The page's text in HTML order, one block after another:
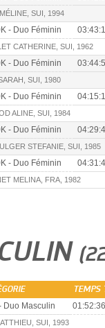
SUI, 1994
- Duo Féminin
CATHERINE, SUI, 1962
- Duo Féminin
SUI, 1980
- Duo Féminin
ALINE, SUI, 1984
- Duo Féminin
STEFANIE, SUI, 1985
- Duo Féminin
MELINA, FRA, 1982
TEMPS
Duo Masculin 01:52:36
SUI, 1993